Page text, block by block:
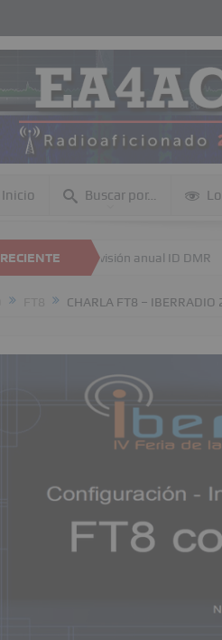
Inicio Buscar por…
RECIENTE
Revisión anual ID DMR DME –
CHARLA FT8 – IBERRADIO